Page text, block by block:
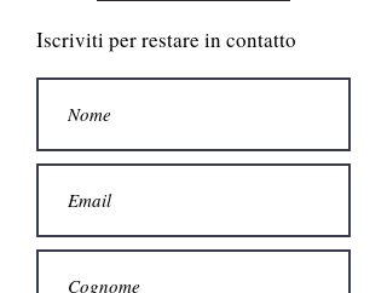
Iscriviti per restare in contatto